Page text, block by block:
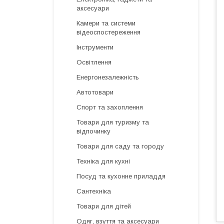
аксесуари
Камери та системи
відеоспостереження
Інструменти
Освітлення
Енергонезалежність
Автотовари
Спорт та захоплення
Товари для туризму та
відпочинку
Товари для саду та городу
Техніка для кухні
Посуд та кухонне приладдя
Сантехніка
Товари для дітей
Одяг, взуття та аксесуари